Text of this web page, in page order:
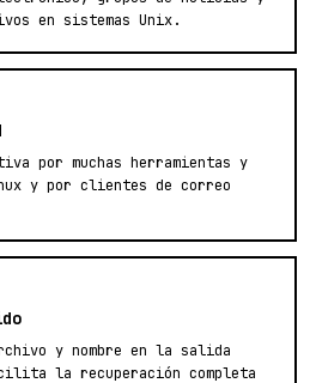
en sistemas Unix.
por muchas herramientas y
y por clientes de correo
y nombre en la salida
la recuperación completa